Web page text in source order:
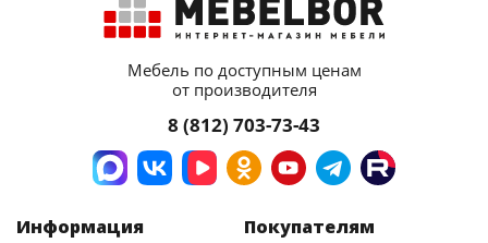
Мебель по доступным ценам
от производителя
8 (812) 703-73-43
Информация
Покупателям